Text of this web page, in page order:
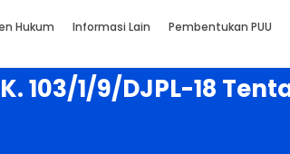
Hukum Informasi Lain Pembentukan PUU
103/1/9/DJPL-18